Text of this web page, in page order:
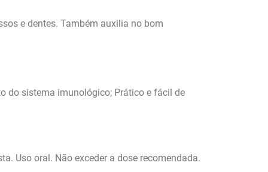
e dentes. Também auxilia no bom
do sistema imunológico; Prático e fácil de
Uso oral. Não exceder a dose recomendada.